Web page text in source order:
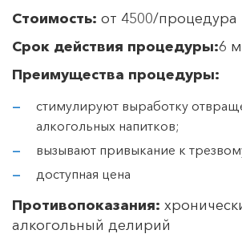
Стоимость: от 4500/процедура
Срок действия процедуры:6
Преимущества процедуры:
стимулируют выработку
алкогольных напитков;
вызывают привыкание к
доступная цена
Противопоказания:
алкогольный делирий